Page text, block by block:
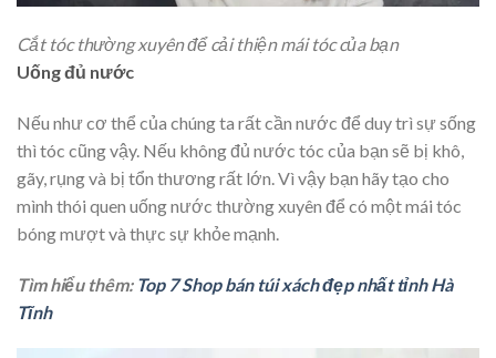
Cắt tóc thường xuyên để cải thiện mái tóc của bạn
Uống đủ nước
Nếu như cơ thể của chúng ta rất cần nước để duy trì sự sống
thì tóc cũng vậy. Nếu không đủ nước tóc của bạn sẽ bị khô,
gãy, rụng và bị tổn thương rất lớn. Vì vậy bạn hãy tạo cho
mình thói quen uống nước thường xuyên để có một mái tóc
bóng mượt và thực sự khỏe mạnh.
Tìm hiểu thêm: Top 7 Shop bán túi xách đẹp nhất tỉnh Hà
Tĩnh